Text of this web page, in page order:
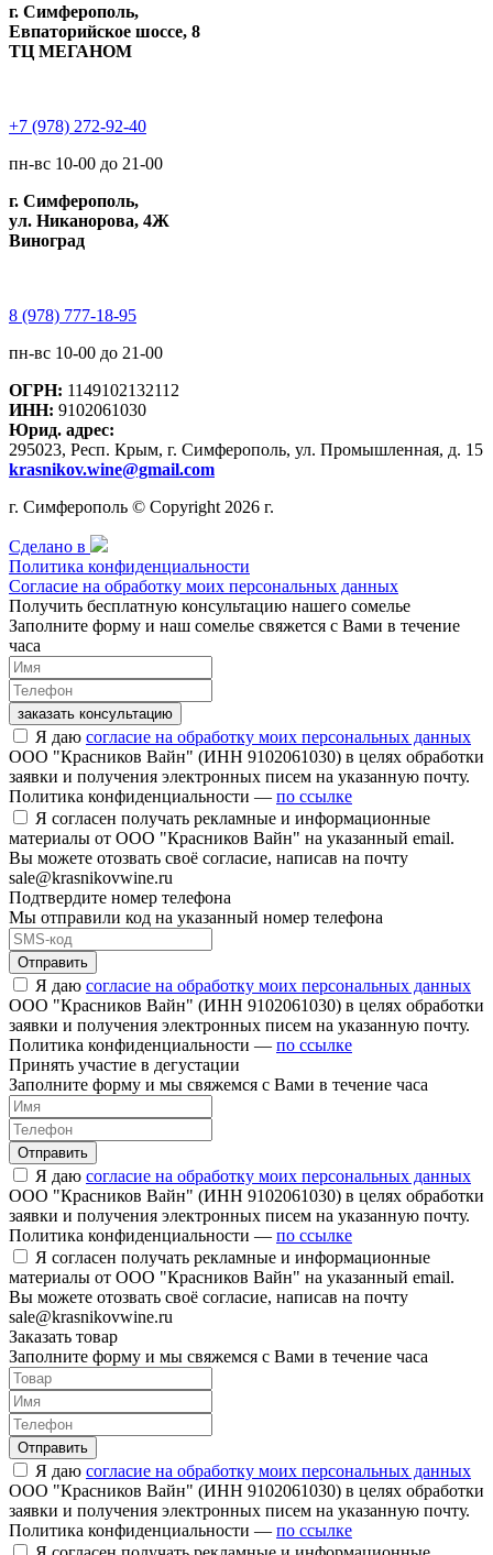
г. Симферополь,
Евпаторийское шоссе, 8
ТЦ МЕГАНОМ
+7 (978) 272-92-40
пн-вс 10-00 до 21-00
г. Симферополь,
ул. Никанорова, 4Ж
Виноград
8 (978) 777-18-95
пн-вс 10-00 до 21-00
ОГРН: 1149102132112
ИНН: 9102061030
Юрид. адрес:
295023, Респ. Крым, г. Симферополь, ул. Промышленная, д. 15
krasnikov.wine@gmail.com
г. Симферополь © Copyright 2026 г.
Сделано в
Политика конфиденциальности
Согласие на обработку моих персональных данных
Получить бесплатную консультацию нашего сомелье
Заполните форму и наш сомелье свяжется с Вами в течение
часа
заказать консультацию
Я даю согласие на обработку моих персональных данных
ООО "Красников Вайн" (ИНН 9102061030) в целях обработки
заявки и получения электронных писем на указанную почту.
Политика конфиденциальности — по ссылке
Я согласен получать рекламные и информационные
материалы от ООО "Красников Вайн" на указанный email.
Вы можете отозвать своё согласие, написав на почту
sale@krasnikovwine.ru
Подтвердите номер телефона
Мы отправили код на указанный номер телефона
Отправить
Я даю согласие на обработку моих персональных данных
ООО "Красников Вайн" (ИНН 9102061030) в целях обработки
заявки и получения электронных писем на указанную почту.
Политика конфиденциальности — по ссылке
Принять участие в дегустации
Заполните форму и мы свяжемся с Вами в течение часа
Отправить
Я даю согласие на обработку моих персональных данных
ООО "Красников Вайн" (ИНН 9102061030) в целях обработки
заявки и получения электронных писем на указанную почту.
Политика конфиденциальности — по ссылке
Я согласен получать рекламные и информационные
материалы от ООО "Красников Вайн" на указанный email.
Вы можете отозвать своё согласие, написав на почту
sale@krasnikovwine.ru
Заказать товар
Заполните форму и мы свяжемся с Вами в течение часа
Отправить
Я даю согласие на обработку моих персональных данных
ООО "Красников Вайн" (ИНН 9102061030) в целях обработки
заявки и получения электронных писем на указанную почту.
Политика конфиденциальности — по ссылке